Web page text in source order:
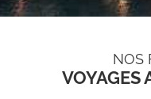
NOS
VOYAGES